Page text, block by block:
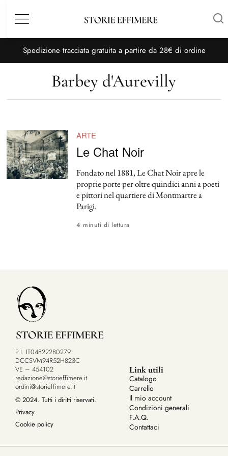
Menù
Spedizione tracciata gratuita a partire da 28€ di ordine
Barbey d'Aurevilly
ARTE
Le Chat Noir
Fondato nel 1881, Le Chat Noir apre le
proprie porte per oltre quindici anni a poeti
e pittori nel quartiere di Montmartre a
Parigi.
4 minuti di lettura
P.I. IT04822280279
DCCSVM94R52H823C
VE – 454102
redazione@storieffimere.it
ordini@storieffimere.it
© 2024. Tutti i diritti riservati.
Privacy
Cookie policy
Link utili
Catalogo
Carrello
Il mio account
Condizioni generali
F.A.Q.
Contattaci